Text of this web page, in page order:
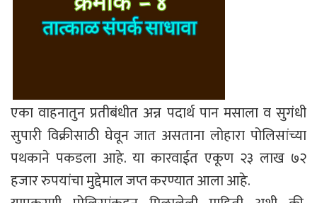
एका वाहनातुन प्रतीबंधीत अन्न पदार्थ पान मसाला व सुगंधी
सुपारी विक्रीसाठी घेवून जात असताना लोहारा पोलिसांच्या
पथकाने पकडला आहे. या कारवाईत एकूण २३ लाख ७२
हजार रुपयांचा मुद्देमाल जप्त करण्यात आला आहे.